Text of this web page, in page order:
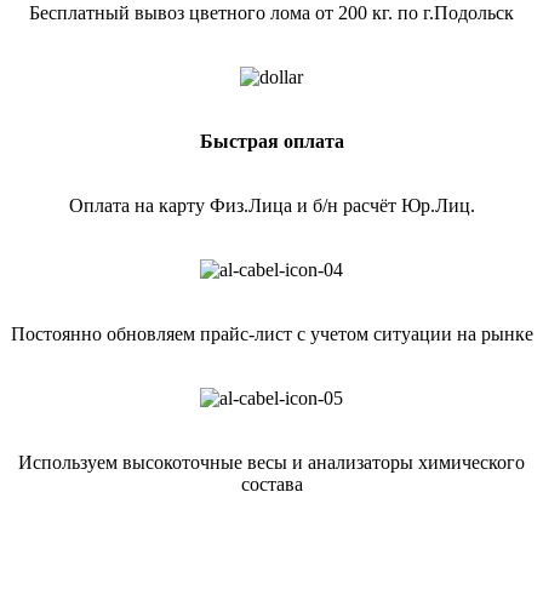
Бесплатный вывоз цветного лома от 200 кг. по г.Подольск
Быстрая оплата
Оплата на карту Физ.Лица и б/н расчёт Юр.Лиц.
Постоянно обновляем прайс-лист с учетом ситуации на рынке
Используем высокоточные весы и анализаторы химического
состава